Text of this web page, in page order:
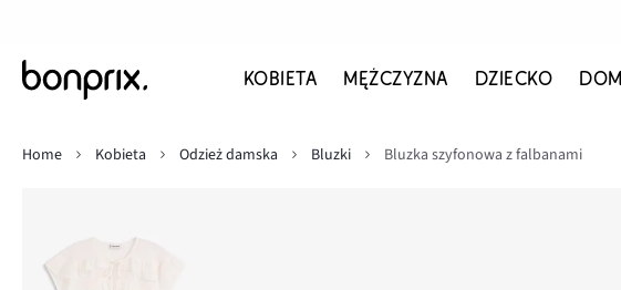
KOBIETA MĘŻCZYZNA DZIECKO DOM
Home
Kobieta Odzież damska Bluzki Bluzka szyfonowa z falbanami